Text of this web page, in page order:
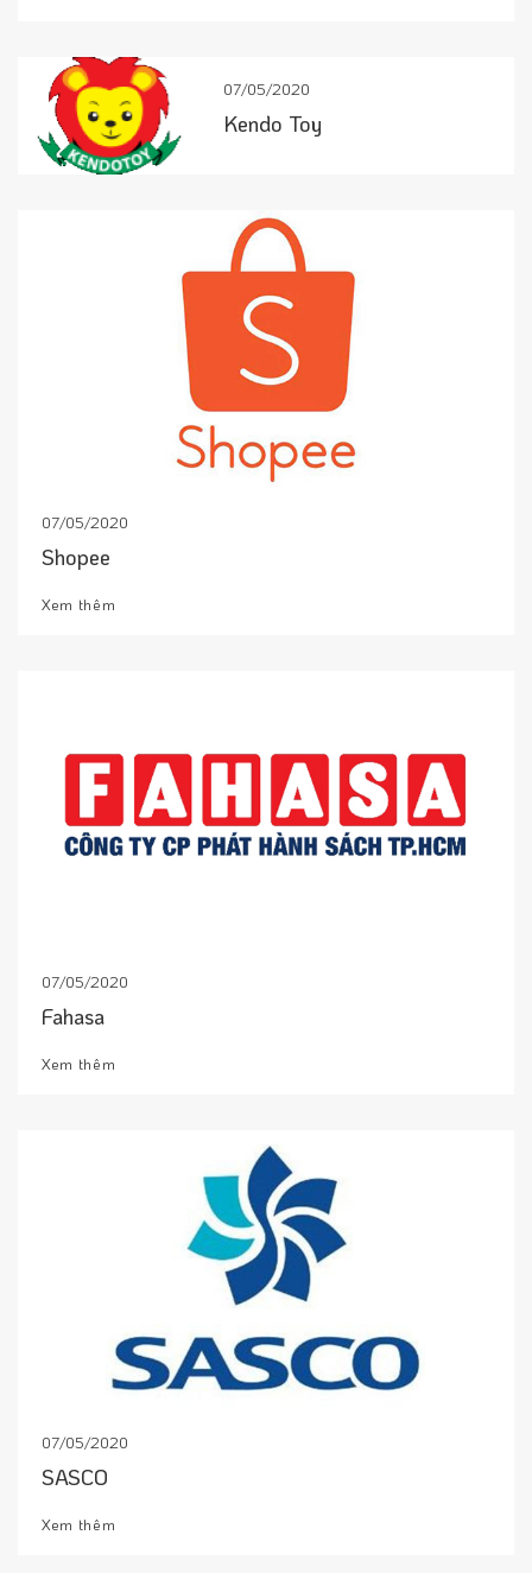
07/05/2020
Kendo Toy
07/05/2020
Shopee
Xem thêm
07/05/2020
Fahasa
Xem thêm
07/05/2020
SASCO
Xem thêm